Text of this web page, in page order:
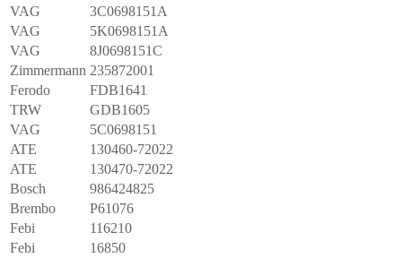
VAG
3C0698151A
VAG
5K0698151A
VAG
8J0698151C
Zimmermann 235872001
Ferodo
FDB1641
TRW
GDB1605
VAG
5C0698151
ATE
130460-72022
ATE
130470-72022
Bosch
986424825
Brembo
P61076
Febi
116210
Febi
16850